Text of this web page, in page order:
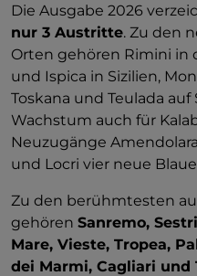
Die Ausgabe 2026
nur 3 Austritte. Zu den
Orten gehören Rimini in
und Ispica in Sizilien,
Toskana und Teulada auf
Wachstum auch für
Neuzugänge
und Locri vier neue
Zu den berühmtesten
gehören Sanremo,
Mare, Vieste, Tropea,
dei Marmi, Cagliari und